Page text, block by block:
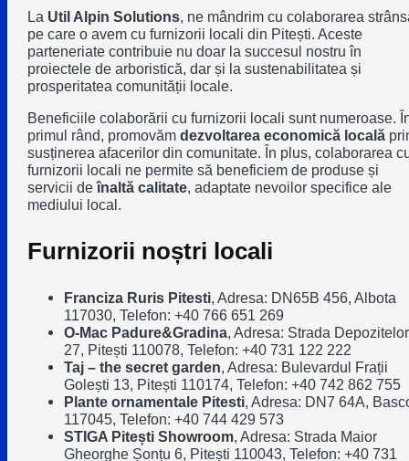
La Util Alpin Solutions, ne mândrim cu colaborarea
pe care o avem cu furnizorii locali din Pitești. Aceste
parteneriate contribuie nu doar la succesul nostru în
proiectele de arboristică, dar și la sustenabilitatea și
prosperitatea comunității locale.
Beneficiile colaborării cu furnizorii locali sunt numeroase.
primul rând, promovăm dezvoltarea economică locală
susținerea afacerilor din comunitate. În plus, colaborarea
furnizorii locali ne permite să beneficiem de produse și
servicii deînaltă calitate, adaptate nevoilor specifice ale
mediului local.
Furnizorii noștri locali
Franciza Ruris Pitesti, Adresa: DN65B 456, Albota
117030, Telefon: +40 766 651 269
O-Mac Padure&Gradina, Adresa: Strada Depozitelor
27, Pitești 110078, Telefon: +40 731 122 222
Taj – the secret garden, Adresa: Bulevardul Frații
Golești 13, Pitești 110174, Telefon: +40 742 862 755
Plante ornamentale Pitesti, Adresa: DN7 64A,
117045, Telefon: +40 744 429 573
STIGA Pitești Showroom, Adresa: Strada Maior
Gheorghe Șonțu 6, Pitești 110043, Telefon: +40 731